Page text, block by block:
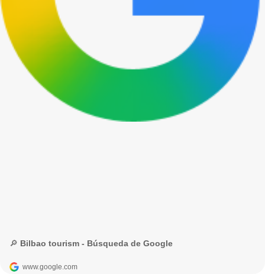
🔎 Bilbao tourism - Búsqueda de Google
www.google.com